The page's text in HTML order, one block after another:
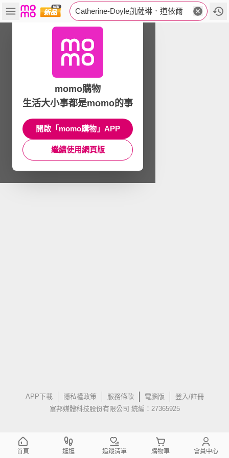
Catherine-Doyle凱薩琳．道依爾
APP下載 隱私權政策 服務條款 電腦版
登入/註冊
富邦媒體科技股份有限公司 統編：27365925
momo購物
生活大小事都是momo的事
開啟「momo購物」APP
繼續使用網頁版
首頁 逛逛 追蹤清單 購物車 會員中心